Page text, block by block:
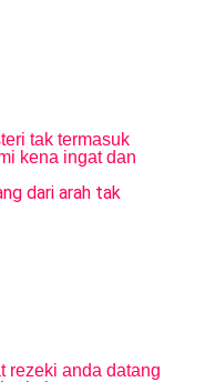
tak termasuk
kena ingat dan
rezeki anda datang